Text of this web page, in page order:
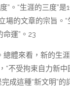
。“生涯的三度”
的文章的宗旨。
命運”。23
體來看，新的生
受拘束自力新中
成這種“新文明”